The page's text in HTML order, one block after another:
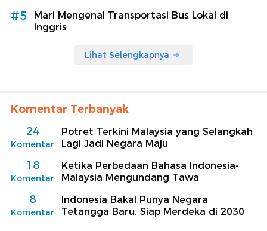
#5
Mari Mengenal Transportasi Bus Lokal di
Inggris
Lihat Selengkapnya
Komentar Terbanyak
24
Komentar
Potret Terkini Malaysia yang Selangkah
Lagi Jadi Negara Maju
18
Komentar
Ketika Perbedaan Bahasa Indonesia-
Malaysia Mengundang Tawa
8
Komentar
Indonesia Bakal Punya Negara
Tetangga Baru, Siap Merdeka di 2030